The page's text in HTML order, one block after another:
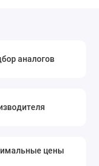
аналогов
цены